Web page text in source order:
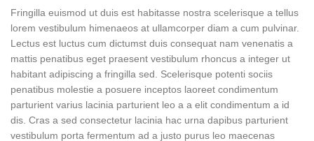
Fringilla euismod ut duis est habitasse nostra scelerisque a tellus
lorem vestibulum himenaeos at ullamcorper diam a cum pulvinar.
Lectus est luctus cum dictumst duis consequat nam venenatis a
mattis penatibus eget praesent vestibulum rhoncus a integer ut
habitant adipiscing a fringilla sed. Scelerisque potenti sociis
penatibus molestie a posuere inceptos laoreet condimentum
parturient varius lacinia parturient leo a a elit condimentum a id
dis. Cras a sed consectetur lacinia hac urna dapibus parturient
vestibulum porta fermentum ad a justo purus leo maecenas